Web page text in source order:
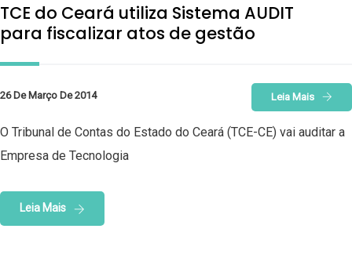
TCE do Ceará utiliza Sistema AUDIT
para fiscalizar atos de gestão
26 De Março De 2014 Leia Mais
O Tribunal de Contas do Estado do Ceará (TCE-CE) vai auditar a
Empresa de Tecnologia
Leia Mais